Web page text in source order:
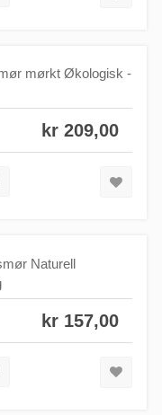
mørkt Økologisk -
kr 209,00
Naturell
kr 157,00